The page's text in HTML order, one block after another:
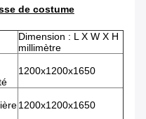
de costume
Dimension : L X W X H
millimètre
1200x1200x1650
1200x1200x1650